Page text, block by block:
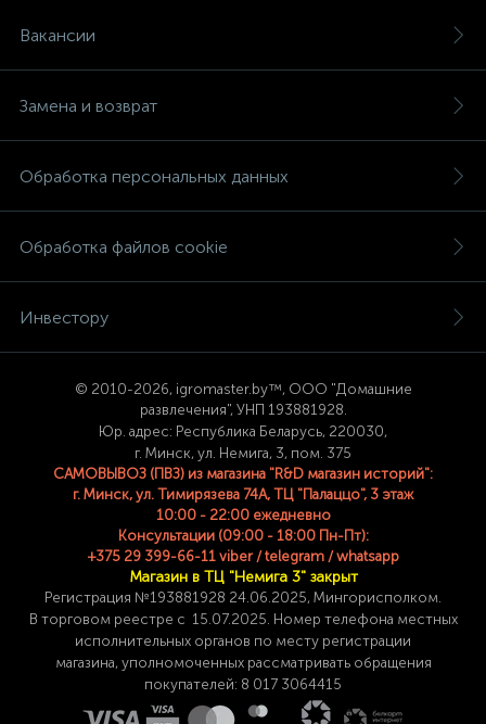
Вакансии
Замена и возврат
Обработка персональных данных
Обработка файлов cookie
Инвестору
© 2010-2026, igromaster.by™, ООО "Домашние
развлечения", УНП 193881928.
Юр. адрес: Республика Беларусь, 220030,
г. Минск, ул. Немига, 3, пом. 375
САМОВЫВОЗ (ПВЗ) из магазина "R&D магазин историй":
г. Минск, ул. Тимирязева 74A, ТЦ "Палаццо", 3 этаж
10:00 - 22:00 ежедневно
Консультации (09:00 - 18:00 Пн-Пт):
+375 29 399-66-11 viber / telegram / whatsapp
Магазин в ТЦ "Немига 3" закрыт
Регистрация №193881928 24 .06.2025, Мингорисполком.
В торговом реестре с 15.07.2025. Номер телефона местных
исполнительных органов по месту регистрации
магазина,уполномоченных рассматривать обращения
покупателей: 8 017 3064415